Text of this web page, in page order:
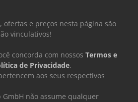
ofertas e preços nesta página são
vinculativos!
concorda com nossos Termos e
de Privacidade.
aos seus respectivos
GmbH não assume qualquer